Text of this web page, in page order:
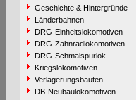
Geschichte & Hintergründe
Länderbahnen
DRG-Einheitslokomotiven
DRG-Zahnradlokomotiven
DRG-Schmalspurlok.
Kriegslokomotiven
Verlagerungsbauten
DB-Neubaulokomotiven